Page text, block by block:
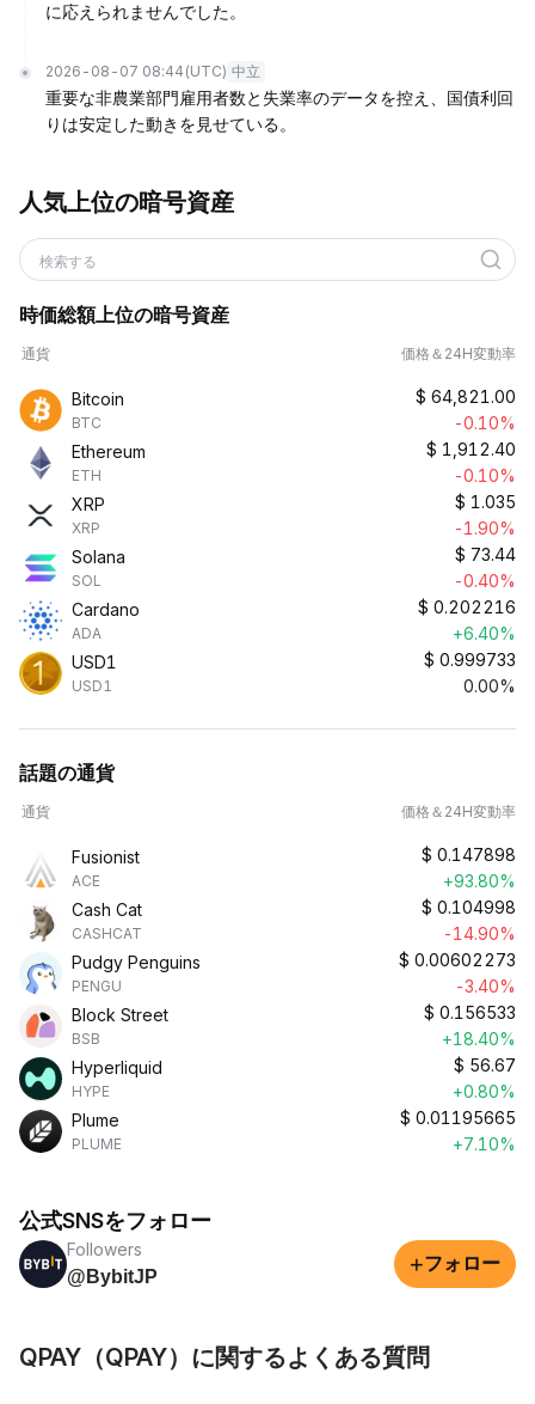
に応えられませんでした。
2026-08-07 08:44 (UTC) 中立
重要な非農業部門雇用者数と失業率のデータを控え、国債利回
りは安定した動きを見せている。
人気上位の暗号資産
検索する
時価総額上位の暗号資産
通貨 価格＆24H変動率
Bitcoin
BTC
$ 64,821.00
-0.10%
Ethereum
ETH
$ 1,912.40
-0.10%
XRP
XRP
$ 1.035
-1.90%
Solana
SOL
$ 73.44
-0.40%
Cardano
ADA
$ 0.202216
+6.40%
USD1
USD1
$ 0.999733
0.00%
話題の通貨
通貨 価格＆24H変動率
Fusionist
ACE
$ 0.147898
+93.80%
Cash Cat
CASHCAT
$ 0.104998
-14.90%
Pudgy Penguins
PENGU
$ 0.00602273
-3.40%
Block Street
BSB
$ 0.156533
+18.40%
Hyperliquid
HYPE
$ 56.67
+0.80%
Plume
PLUME
$ 0.01195665
+7.10%
公式SNSをフォロー
Followers
@BybitJP
+フォロー
QPAY（QPAY）に関するよくある質問